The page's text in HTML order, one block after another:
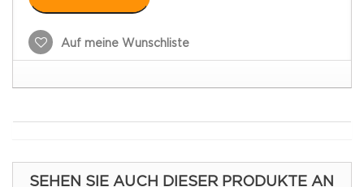
Auf meine Wunschliste
SEHEN SIE AUCH DIESER PRODUKTE AN